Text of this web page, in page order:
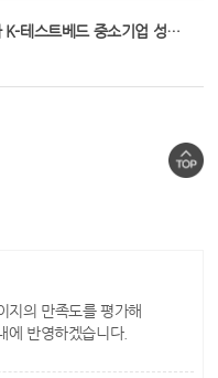
한국수자원공사, 상반기 국가 K-테스트베드 중소기업 성과인증 수여식 및 혁신조달 전문가 교육
지의 만족도를 평가해
에 반영하겠습니다.